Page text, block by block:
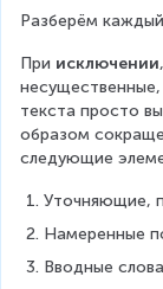
Разберём
При исключении
текста просто
образом
следующие
Уточняющие,
Намеренные
Вводные